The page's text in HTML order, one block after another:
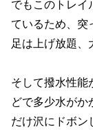
でもこのトレイ
ているため、突
足は上げ放題、
そして撥水性能
どで多少水が
だけ沢にドボン